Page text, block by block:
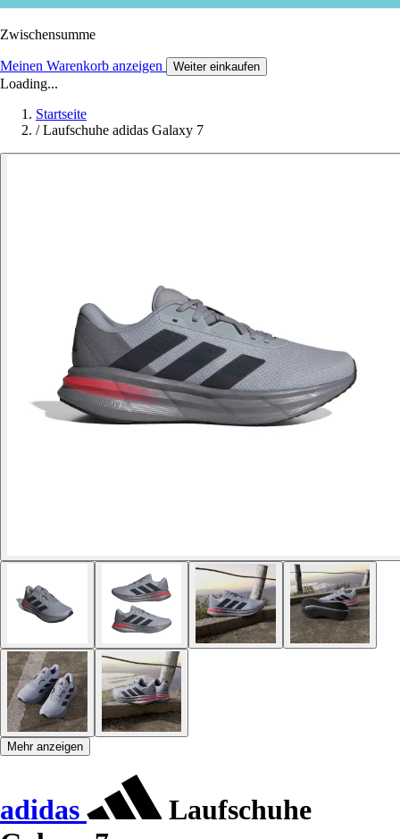
Zwischensumme
Meinen Warenkorb anzeigen Weiter einkaufen
Loading...
Startseite
/ Laufschuhe adidas Galaxy 7
Mehr anzeigen
adidas
Laufschuhe